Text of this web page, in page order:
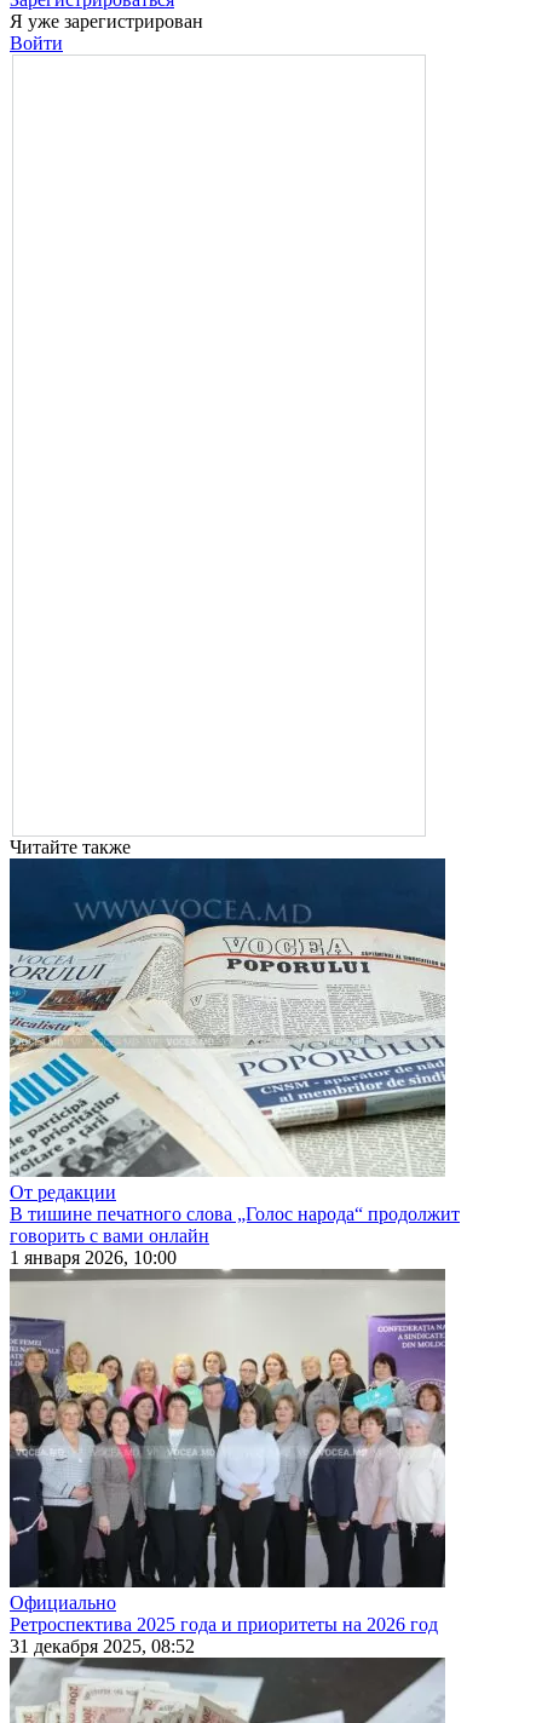
Я уже зарегистрирован
Войти
Читайте также
От редакции
В тишине печатного слова „Голос народа“ продолжит
говорить с вами онлайн
1 января 2026, 10:00
Официально
Ретроспектива 2025 года и приоритеты на 2026 год
31 декабря 2025, 08:52